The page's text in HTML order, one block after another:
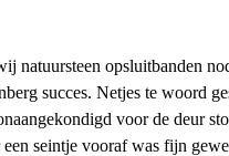
natuursteen opsluitbanden
succes. Netjes te woord
voor de deur
seintje vooraf was fijn